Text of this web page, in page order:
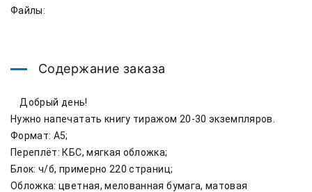
Файлы:
Содержание заказа
Нужно напечатать книгу тиражом 20-30 экземпляров.
Формат: A5;
Переплёт: КБС, мягкая обложка;
Блок: ч/б, примерно 220 страниц;
Обложка: цветная, мелованная бумага, матовая